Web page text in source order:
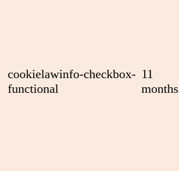
cookielawinfo-checkbox-
functional
11
months